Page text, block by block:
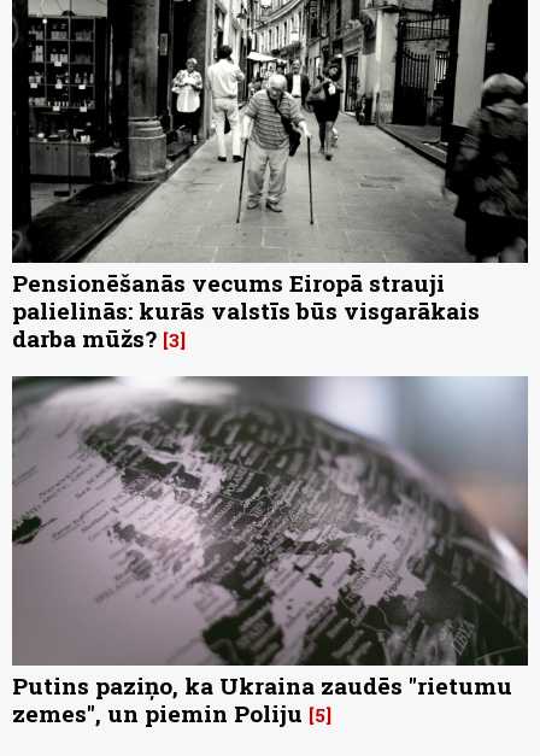
Pensionēšanās vecums Eiropā strauji
palielinās: kurās valstīs būs visgarākais
darba mūžs? 3
Putins paziņo, ka Ukraina zaudēs "rietumu
zemes", un piemin Poliju 5